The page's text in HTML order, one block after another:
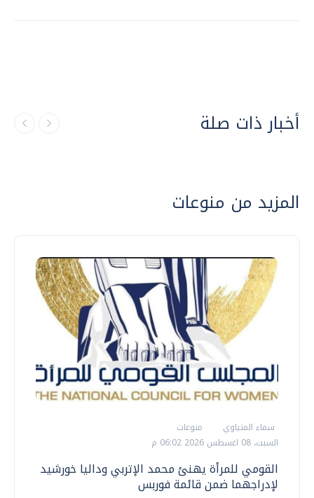
أخبار ذات صلة
المزيد من منوعات
سماء المنياوي
منوعات
السبت، 08 اغسطس 2026 06:02 م
القومي للمرأة يهنئ محمد الإتربي وداليا خورشيد
لإدراجهما ضمن قائمة فوربس